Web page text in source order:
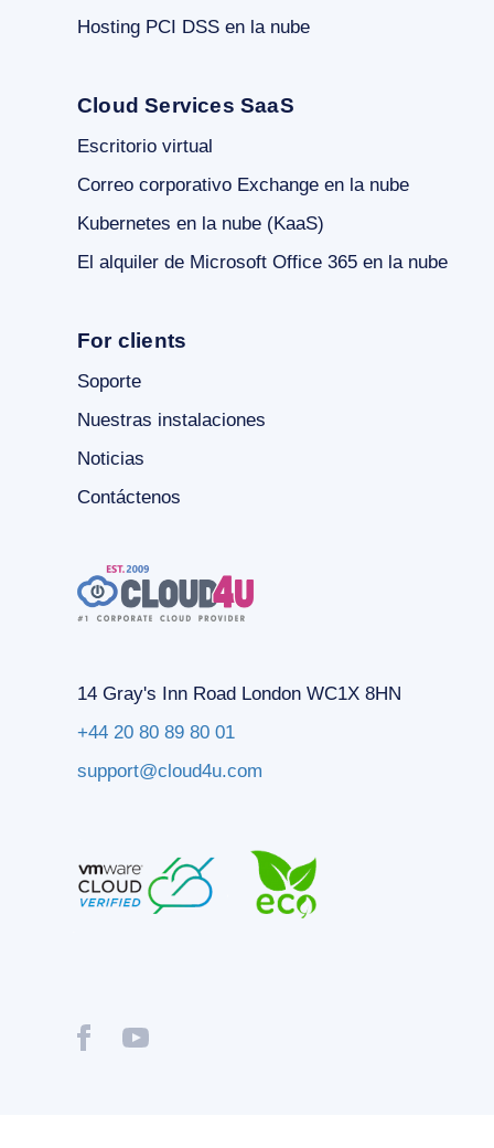
Hosting PCI DSS en la nube
Cloud Services SaaS
Escritorio virtual
Correo corporativo Exchange en la nube
Kubernetes en la nube (KaaS)
El alquiler de Microsoft Office 365 en la nube
For clients
Soporte
Nuestras instalaciones
Noticias
Contáctenos
14 Gray's Inn Road London WC1X 8HN
+44 20 80 89 80 01
support@cloud4u.com